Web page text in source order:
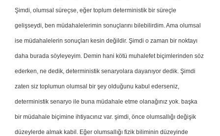
Şimdi, olumsal süreçse, eğer toplum deterministik bir süreçle
gelişseydi, ben müdahalelerimin sonuçlarını bilebilirdim. Ama olumsal
ise müdahalelerin sonuçları kesin değildir. Şimdi o zaman bir noktayı
daha burada söyleyeyim. Demin hani kötü muhalefet biçimlerinden söz
ederken, ne dedik, deterministik senaryolara dayanıyor dedik. Şimdi
zaten siz toplumun olumsal bir şey olduğunu kabul ederseniz,
deterministik senaryo ile buna müdahale etme olanağınız yok. başka
bir müdahale biçimine ihtiyacınız var. şimdi, önce olumsallığı değişik
düzeylerde almak kabil. Eğer olumsallığı fizik biliminin düzeyinde